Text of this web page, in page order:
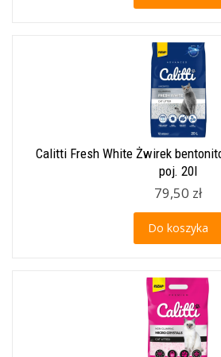
Calitti Fresh White Żwirek
poj. 20l
79,50 zł
Do koszyka